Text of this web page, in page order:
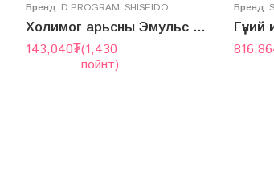
Бренд: D PROGRAM SHISEIDO
Холимог арьсны Эмульс – BALANCE CARE EMULSION
143,040₮(1,430
пойнт)
Бренд: